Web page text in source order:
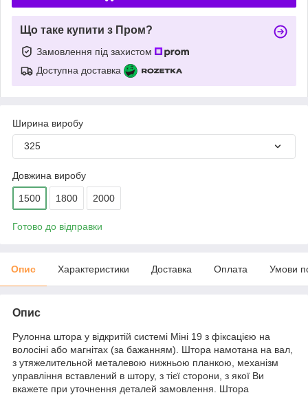
Що таке купити з Пром?
Замовлення під захистом
Доступна доставка
Ширина виробу
325
Довжина виробу
1500 1800 2000
Готово до відправки
Опис Характеристики Доставка Оплата Умови
Опис
Рулонна штора у відкритій системі Міні 19 з фіксацією на
волосіні або магнітах (за бажанням). Штора намотана на вал,
з утяжелительной металевою нижньою планкою, механізм
управління вставлений в штору, з тієї сторони, з якої Ви
вкажете при уточнення деталей замовлення. Штора